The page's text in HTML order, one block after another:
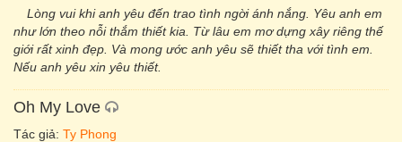
Lòng vui khi anh yêu đến trao tình ngời ánh nắng. Yêu anh em
như lớn theo nỗi thắm thiết kia. Từ lâu em mơ dựng xây riêng thế
giới rất xinh đẹp. Và mong ước anh yêu sẽ thiết tha với tình em.
Nếu anh yêu xin yêu thiết.
Oh My Love
Tác giả: Ty Phong